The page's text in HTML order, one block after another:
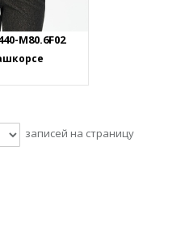
M80.6F02
записей на страницу